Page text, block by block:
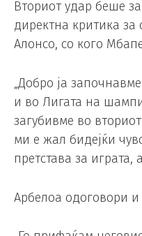
Вториот удар беше
директна критика
Алонсо, со кого
„Добро ја
и во Лигата на
загубивме во
ми е жал бидејќи
претстава за играта,
Арбелоа одоговори